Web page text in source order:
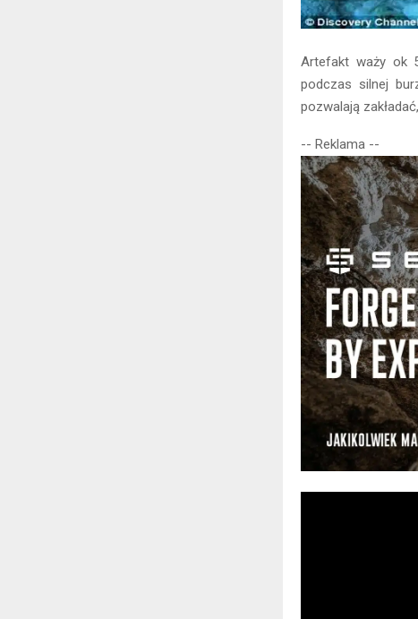
Artefakt waży ok
podczas silnej
pozwalają
-- Reklama --